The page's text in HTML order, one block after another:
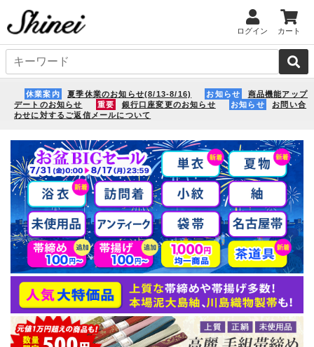
ログイン カート
休業案内 夏季休業のお知らせ(8/13-8/16) お知らせ
商品機能アップ
デートのお知らせ
重要 銀行口座変更のお知らせ お知らせ
お問い合
わせに対するご返信メールについて